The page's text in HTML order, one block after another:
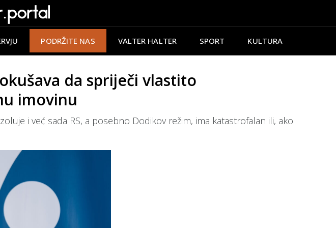
PODRŽITE NAS VALTER HALTER SPORT KULTURA
da spriječi vlastito
imovinu
i već sada RS, a posebno Dodikov režim, ima katastrofalan ili, ako